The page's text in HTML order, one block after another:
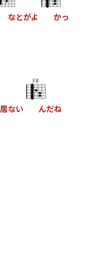
なとがよ かっ
居ない
F#
んだね